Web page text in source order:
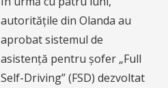
autoritățile din Olanda au
aprobat sistemul de
asistență pentru șofer „Full
Self-Driving” (FSD) dezvoltat